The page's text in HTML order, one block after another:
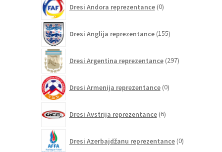
Dresi Andora reprezentance 0izdelkov
Dresi Anglija reprezentance 155izdelkov
Dresi Argentina reprezentance 297izdelkov
Dresi Armenija reprezentance 0izdelkov
Dresi Avstrija reprezentance 6izdelkov
Dresi Azerbajdžanu reprezentance 0izdelkov